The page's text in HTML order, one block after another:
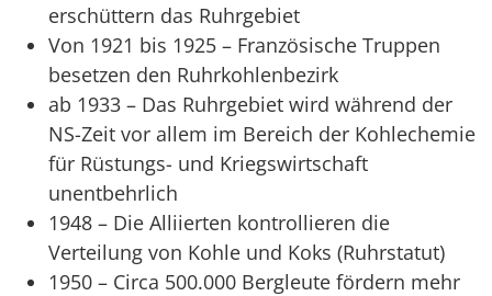
erschüttern das Ruhrgebiet
Von 1921 bis 1925 – Französische Truppen
besetzen den Ruhrkohlenbezirk
ab 1933 – Das Ruhrgebiet wird während der
NS-Zeit vor allem im Bereich der Kohlechemie
für Rüstungs- und Kriegswirtschaft
unentbehrlich
1948 – Die Alliierten kontrollieren die
Verteilung von Kohle und Koks (Ruhrstatut)
1950 – Circa 500.000 Bergleute fördern mehr